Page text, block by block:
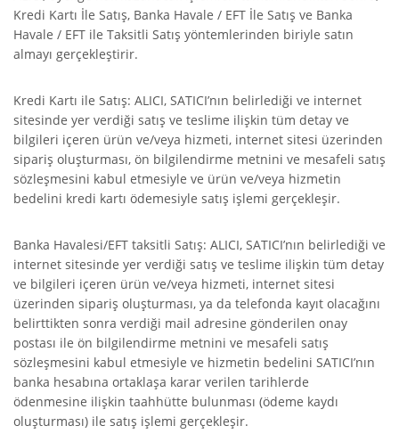
Kredi Kartı İle Satış, Banka Havale / EFT İle Satış ve Banka
Havale / EFT ile Taksitli Satış yöntemlerinden biriyle satın
almayı gerçekleştirir.
Kredi Kartı ile Satış: ALICI, SATICI’nın belirlediği ve internet
sitesinde yer verdiği satış ve teslime ilişkin tüm detay ve
bilgileri içeren ürün ve/veya hizmeti, internet sitesi üzerinden
sipariş oluşturması, ön bilgilendirme metnini ve mesafeli satış
sözleşmesini kabul etmesiyle ve ürün ve/veya hizmetin
bedelini kredi kartı ödemesiyle satış işlemi gerçekleşir.
Banka Havalesi/EFT taksitli Satış: ALICI, SATICI’nın belirlediği ve
internet sitesinde yer verdiği satış ve teslime ilişkin tüm detay
ve bilgileri içeren ürün ve/veya hizmeti, internet sitesi
üzerinden sipariş oluşturması, ya da telefonda kayıt olacağını
belirttikten sonra verdiği mail adresine gönderilen onay
postası ile ön bilgilendirme metnini ve mesafeli satış
sözleşmesini kabul etmesiyle ve hizmetin bedelini SATICI’nın
banka hesabına ortaklaşa karar verilen tarihlerde
ödenmesine ilişkin taahhütte bulunması (ödeme kaydı
oluşturması) ile satış işlemi gerçekleşir.